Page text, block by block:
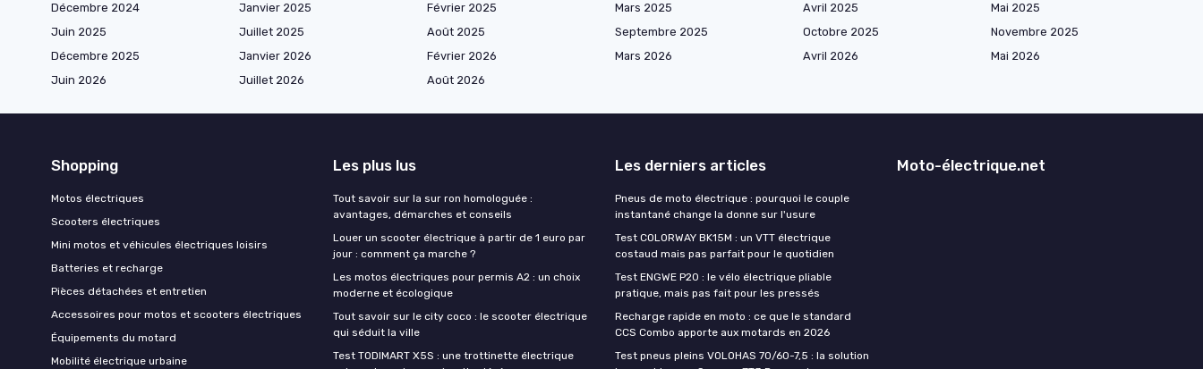
Décembre 2024
Janvier 2025 Février 2025 Mars 2025 Avril 2025
Mai 2025
Juin 2025
Juillet 2025 Août 2025 Septembre 2025 Octobre 2025
Novembre 2025
Décembre 2025
Janvier 2026 Février 2026 Mars 2026 Avril 2026
Mai 2026
Juin 2026
Juillet 2026 Août 2026
Shopping
Motos électriques
Scooters électriques
Mini motos et véhicules électriques loisirs
Batteries et recharge
Pièces détachées et entretien
Accessoires pour motos et scooters électriques
Équipements du motard
Mobilité électrique urbaine
Les plus lus
Tout savoir sur la sur ron homologuée :
avantages, démarches et conseils
Louer un scooter électrique à partir de 1 euro par
jour : comment ça marche ?
Les motos électriques pour permis A2 : un choix
moderne et écologique
Tout savoir sur le city coco : le scooter électrique
qui séduit la ville
Test TODIMART X5S : une trottinette électrique
Les derniers articles
Pneus de moto électrique : pourquoi le couple
instantané change la donne sur l'usure
Test COLORWAY BK15M : un VTT électrique
costaud mais pas parfait pour le quotidien
Test ENGWE P20 : le vélo électrique pliable
pratique, mais pas fait pour les pressés
Recharge rapide en moto : ce que le standard
CCS Combo apporte aux motards en 2026
Test pneus pleins VOLOHAS 70/60-7,5 : la solution
Moto-électrique.net